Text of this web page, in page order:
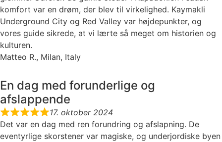
komfort var en drøm, der blev til virkelighed. Kaymakli
Underground City og Red Valley var højdepunkter, og
vores guide sikrede, at vi lærte så meget om historien og
kulturen.
Matteo R., Milan, Italy
En dag med forunderlige og
afslappende
17. oktober 2024
Det var en dag med ren forundring og afslapning. De
eventyrlige skorstener var magiske, og underjordiske byen